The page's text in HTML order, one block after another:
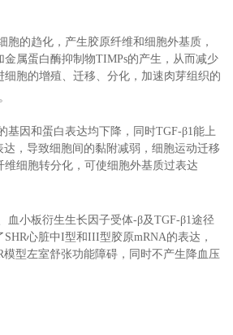
胞的趋化，产生胶原纤维和细胞外基质，
属蛋白酶抑制物TIMPs的产生，从而减少
胞的增殖、迁移、分化，加速肉芽组织的
。
基因和蛋白表达均下降，同时TGF-β1能上
达，导致细胞间的黏附减弱，细胞运动迁移
细胞转分化，可使细胞外基质过表达
血小板衍生生长因子受体-β及TGF-β1途径
心脏中I型和III型胶原mRNA的表达，
模型左室舒张功能障碍，同时不产生降血压